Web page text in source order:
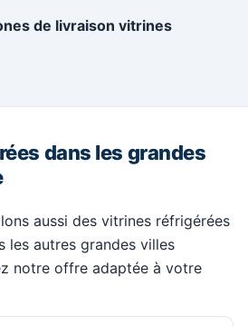
de livraison vitrines
dans les grandes
aussi des vitrines réfrigérées
les autres grandes villes
notre offre adaptée à votre